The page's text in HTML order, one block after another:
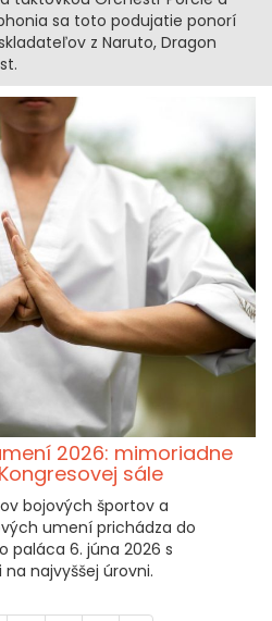
sa toto podujatie ponorí
z Naruto, Dragon
2026: mimoriadne
sále
bojových športov a
umení prichádza do
paláca 6. júna 2026 s
najvyššej úrovni.